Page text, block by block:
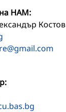
НАМ:
Костов